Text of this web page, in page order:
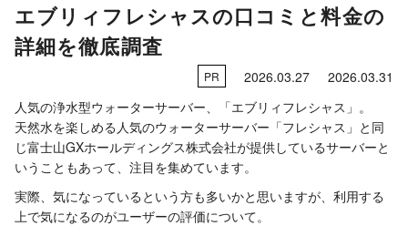
エブリィフレシャスの口コミと料金の
詳細を徹底調査
PR 2026.03.27
2026.03.31
人気の浄水型ウォーターサーバー、「エブリィフレシャス」。
天然水を楽しめる人気のウォーターサーバー「フレシャス」と同
じ富士山GXホールディングス株式会社が提供しているサーバーと
いうこともあって、注目を集めています。
実際、気になっているという方も多いかと思いますが、利用する
上で気になるのがユーザーの評価について。